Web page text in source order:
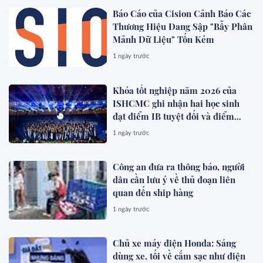
Báo Cáo của Cision Cảnh Báo Các
Thương Hiệu Đang Sập "Bẫy Phân
Mảnh Dữ Liệu" Tốn Kém
1 ngày trước
Khóa tốt nghiệp năm 2026 của
ISHCMC ghi nhận hai học sinh
đạt điểm IB tuyệt đối và điểm
trung bình toàn khóa đạt 34,5
1 ngày trước
Công an đưa ra thông báo, người
dân cần lưu ý về thủ đoạn liên
quan đến ship hàng
1 ngày trước
Chủ xe máy điện Honda: Sáng
dùng xe, tối về cắm sạc như điện